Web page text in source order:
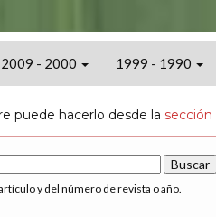
2009 - 2000 1999 - 1990
puede hacerlo desde la
y del número de revista o año.